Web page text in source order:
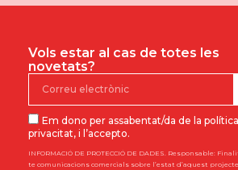
Vols estar al cas de totes les
novetats?
Em dono per assabentat/da de la
privacitat, i l’accepto.
INFORMACIÓ DE PROTECCIÓ DE DADES. Responsable:
te comunicacions comercials sobre l’estat d’aquest